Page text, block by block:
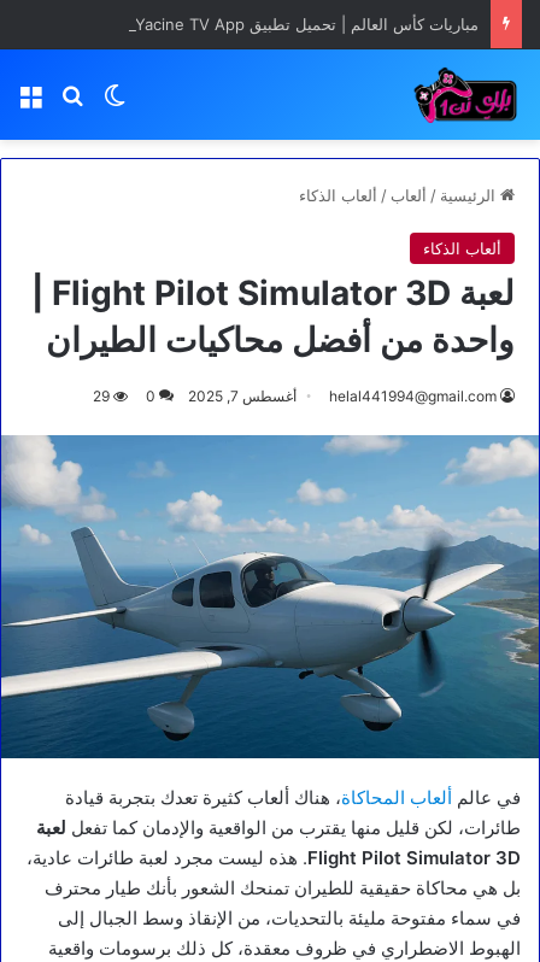
مباريات كأس العالم | تحميل تطبيق Yacine TV App مجانا
بحثالوضع
الرئيسية / ألعاب / ألعاب الذكاء
ألعاب الذكاء
واحدة من أفضل محاكيات الطيران
helal441994@gmail.com أغسطس 7, 2025 0
29
في عالم ألعاب المحاكاة، هناك ألعاب كثيرة تعدك بتجربة قيادة
طائرات، لكن قليل منها يقترب من الواقعية والإدمان كما تفعل لعبة
Flight Pilot Simulator 3D. هذه ليست مجرد لعبة طائرات عادية،
بل هي محاكاة حقيقية للطيران تمنحك الشعور بأنك طيار محترف
في سماء مفتوحة مليئة بالتحديات، من الإنقاذ وسط الجبال إلى
الهبوط الاضطراري في ظروف معقدة، كل ذلك برسومات واقعية